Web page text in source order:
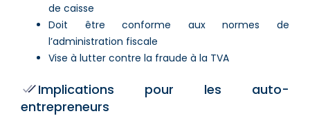
de caisse
Doit être conforme aux normes de
l’administration fiscale
Vise à lutter contre la fraude à la TVA
Implications pour les auto-
entrepreneurs